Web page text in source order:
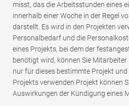
misst, das die Arbeitsstunden eines
innerhalb einer Woche in der Regel
darstellt. Es wird in den Projekten
Personalbedarf und die
eines Projekts, bei dem der
benötigt wird, können Sie Mitarbeiter
nur für dieses bestimmte Projekt
Projekts verwenden Projekt können
Auswirkungen der Kündigung eines